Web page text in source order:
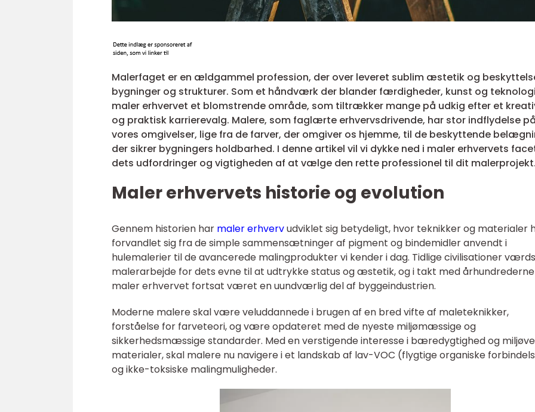
Malerfaget er en ældgammel profession, der over leveret sublim æstetik og
bygninger og strukturer. Som et håndværk der blander færdigheder, kunst og
maler erhvervet et blomstrende område, som tiltrækker mange på udkig efter et
og praktisk karrierevalg. Malere, som faglærte erhvervsdrivende, har stor indflydelse
vores omgivelser, lige fra de farver, der omgiver os hjemme, til de beskyttende
der sikrer bygningers holdbarhed. I denne artikel vil vi dykke ned i maler erhvervets
dets udfordringer og vigtigheden af at vælge den rette professionel til dit
Maler erhvervets historie og evolution
Gennem historien har maler erhvervudviklet sig betydeligt, hvor teknikker og materialer
forvandlet sig fra de simple sammensætninger af pigment og bindemidler anvendt i
hulemalerier til de avancerede malingprodukter vi kender i dag. Tidlige civilisationer
malerarbejde for dets evne til at udtrykke status og æstetik, og i takt med
maler erhvervet fortsat været en uundværlig del af byggeindustrien.
Moderne malere skal være veluddannede i brugen af en bred vifte af maleteknikker,
forståelse for farveteori, og være opdateret med de nyeste miljømæssige og
sikkerhedsmæssige standarder. Med en verstigende interesse i bæredygtighed og
materialer, skal malere nu navigere i et landskab af lav-VOC (flygtige organiske
og ikke-toksiske malingmuligheder.